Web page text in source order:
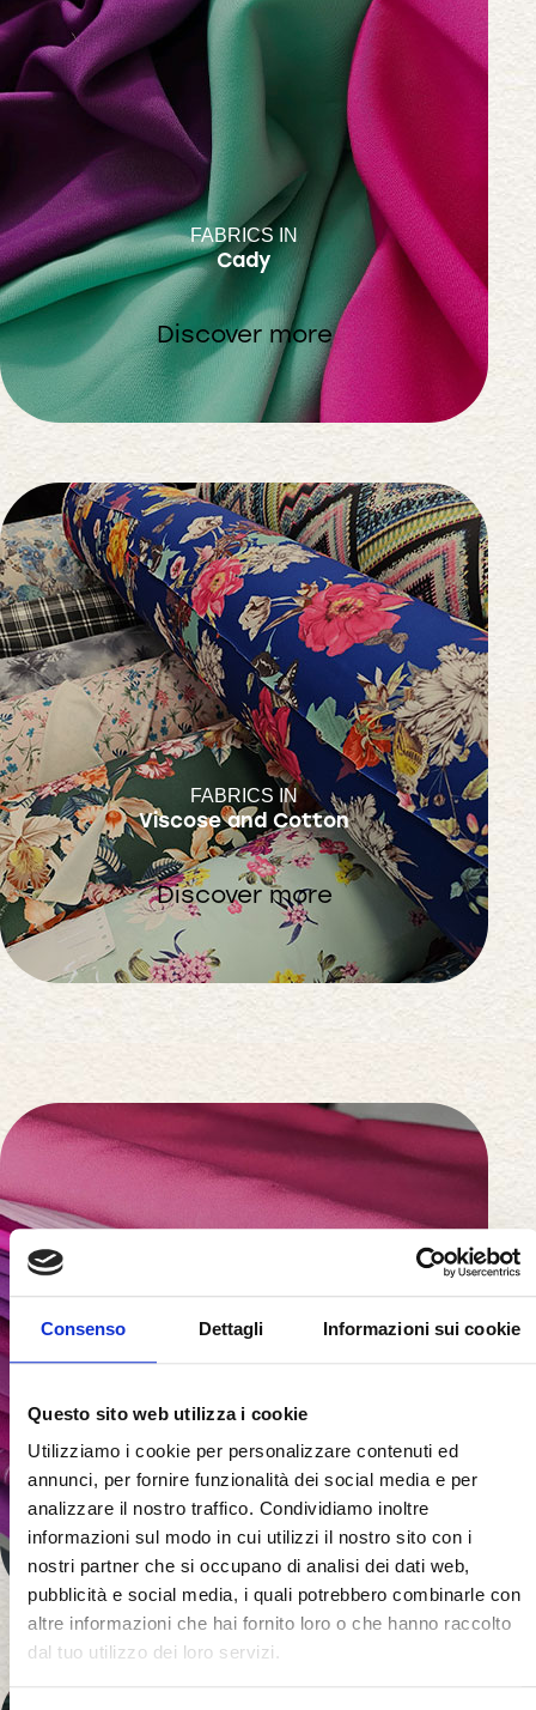
Consenso Dettagli Informazioni sui cookie
Questo sito web utilizza i cookie
Utilizziamo i cookie per personalizzare contenuti ed
annunci, per fornire funzionalità dei social media e per
analizzare il nostro traffico. Condividiamo inoltre
informazioni sul modo in cui utilizzi il nostro sito con i
nostri partner che si occupano di analisi dei dati web,
pubblicità e social media, i quali potrebbero combinarle con
altre informazioni che hai fornito loro o che hanno raccolto
dal tuo utilizzo dei loro servizi.
FABRICS IN
Cady
Discover more
FABRICS IN
Viscose and Cotton
Discover more
FABRICS IN
Discover more